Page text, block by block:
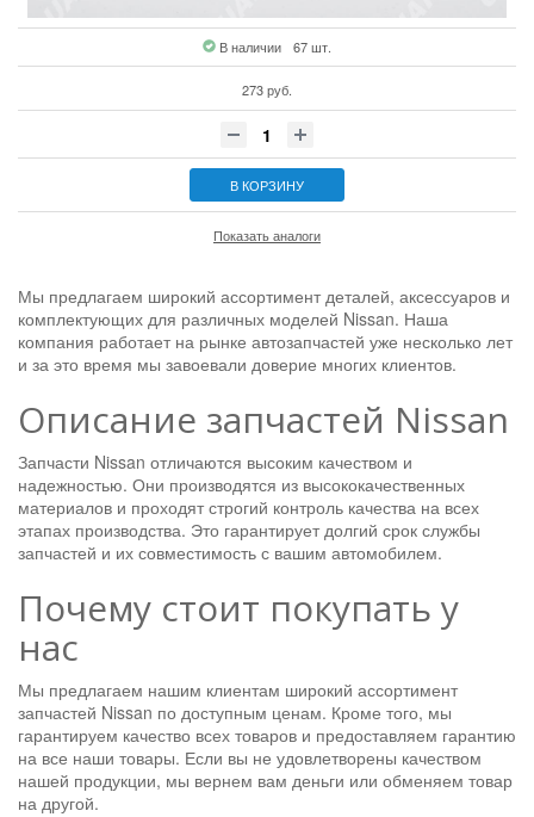
В наличии 67 шт.
273 руб.
В КОРЗИНУ
Показать аналоги
Мы предлагаем широкий ассортимент деталей, аксессуаров и
комплектующих для различных моделей Nissan. Наша
компания работает на рынке автозапчастей уже несколько лет
и за это время мы завоевали доверие многих клиентов.
Описание запчастей Nissan
Запчасти Nissan отличаются высоким качеством и
надежностью. Они производятся из высококачественных
материалов и проходят строгий контроль качества на всех
этапах производства. Это гарантирует долгий срок службы
запчастей и их совместимость с вашим автомобилем.
Почему стоит покупать у
нас
Мы предлагаем нашим клиентам широкий ассортимент
запчастей Nissan по доступным ценам. Кроме того, мы
гарантируем качество всех товаров и предоставляем гарантию
на все наши товары. Если вы не удовлетворены качеством
нашей продукции, мы вернем вам деньги или обменяем товар
на другой.